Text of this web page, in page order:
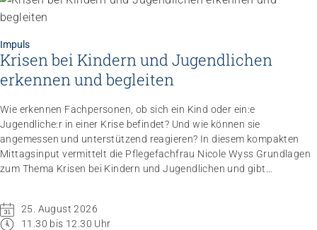
Impuls
Umgang mit verhaltensbezogenen und
psychologischen Symptomen bei Menschen mit
Demenz
20.08.2026 online
Impuls
Krisen bei Kindern und Jugendlichen
erkennen und begleiten
Wie erkennen Fachpersonen, ob sich ein Kind oder ein:e
Jugendliche:r in einer Krise befindet? Und wie können sie
angemessen und unterstützend reagieren? In diesem kompakten
Mittagsinput vermittelt die Pflegefachfrau Nicole Wyss Grundlagen
zum Thema Krisen bei Kindern und Jugendlichen und gibt
25. August 2026
11.30 bis 12.30 Uhr